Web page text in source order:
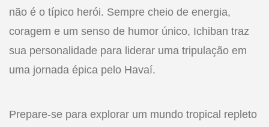
não é o típico herói. Sempre cheio de energia,
coragem e um senso de humor único, Ichiban traz
sua personalidade para liderar uma tripulação em
uma jornada épica pelo Havaí.
Prepare-se para explorar um mundo tropical repleto